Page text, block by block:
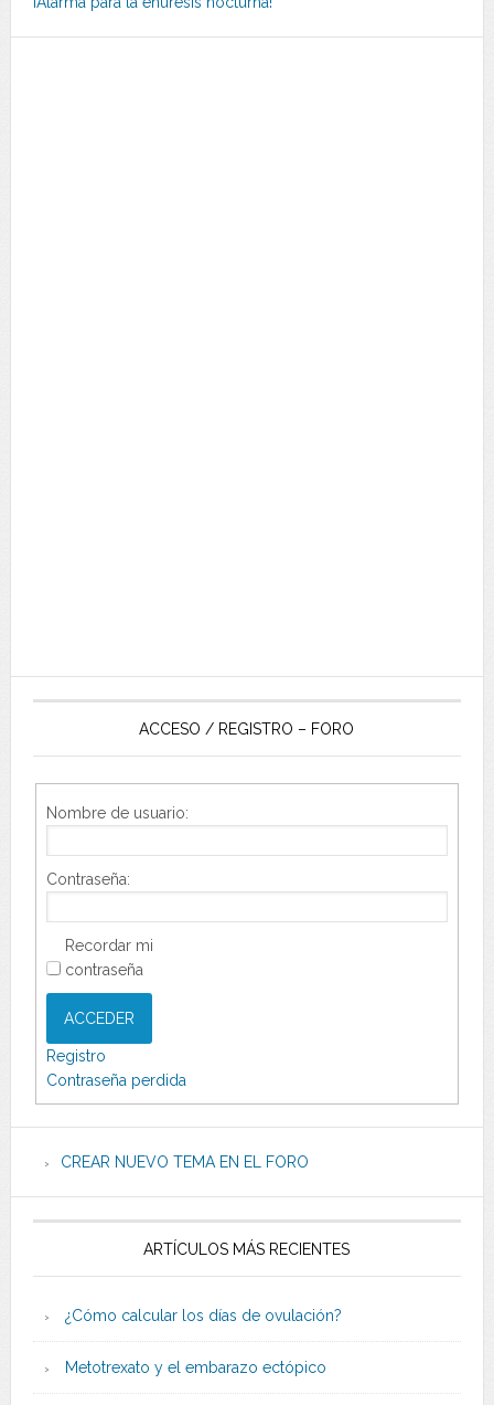
ACCESO / REGISTRO – FORO
Nombre de usuario:
Contraseña:
Recordar mi
contraseña
ACCEDER
Registro
Contraseña perdida
CREAR NUEVO TEMA EN EL FORO
ARTÍCULOS MÁS RECIENTES
¿Cómo calcular los días de ovulación?
Metotrexato y el embarazo ectópico